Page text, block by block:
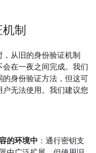
制
从旧的身份验证机制
会在一夜之间完成。我们
身份验证方法，但这可
无法使用。我们建议您
的环境中 ：通行密钥支